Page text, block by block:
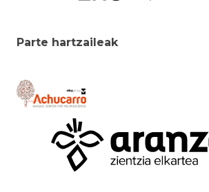
Parte hartzaileak